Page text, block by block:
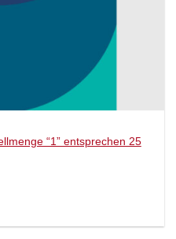
“1” entsprechen 25